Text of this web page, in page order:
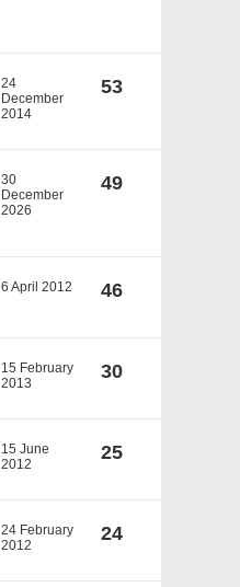
24
December
2014
53
30
December
2026
49
6 April 2012 46
15 February
2013
30
15 June
2012
25
24 February
2012
24